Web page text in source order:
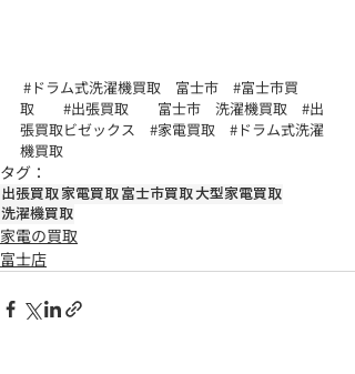
#ドラム式洗濯機買取 富士市 #富士市買
取
#出張買取 富士市　洗濯機買取 #出
張買取ビゼックス
#家電買取
#ドラム式洗濯
機買取
タグ：
出張買取 家電買取 富士市買取大型家電買取
洗濯機買取
家電の買取
富士店